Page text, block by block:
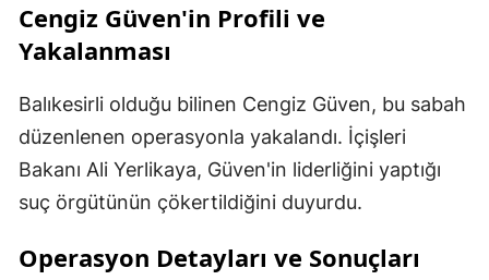
Cengiz Güven'in Profili ve
Yakalanması
Balıkesirli olduğu bilinen Cengiz Güven, bu sabah
düzenlenen operasyonla yakalandı. İçişleri
Bakanı Ali Yerlikaya, Güven'in liderliğini yaptığı
suç örgütünün çökertildiğini duyurdu.
Operasyon Detayları ve Sonuçları